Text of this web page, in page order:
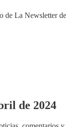
de La Newsletter
de 2024